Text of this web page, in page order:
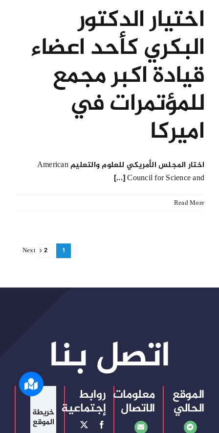
اختيار الدكتور
البكري كأحد اعضاء
قيادة اكبر مجمع
للمؤتمرات في
اميركا
اختار المجلس الأمريكي للعلوم والتعليم American
Council for Science and [...]
Read More
1
2
Next
اتصل بنا
الموقع
الحالي
معلومات
الاتصال
روابط
إجتماعية خريطة
الموقع